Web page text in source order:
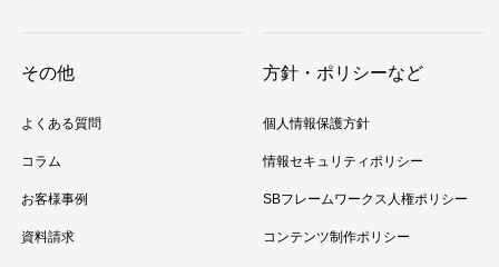
その他
よくある質問
コラム
お客様事例
資料請求
方針・ポリシーなど
個人情報保護方針
情報セキュリティポリシー
SBフレームワークス人権ポリシー
コンテンツ制作ポリシー